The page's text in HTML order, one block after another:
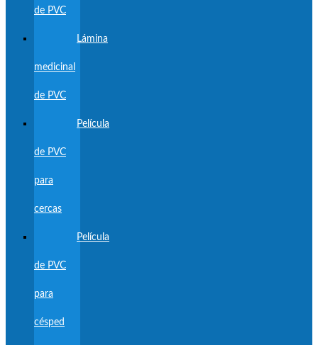
de PVC
Lámina
medicinal
de PVC
Película
de PVC
para
cercas
Película
de PVC
para
césped